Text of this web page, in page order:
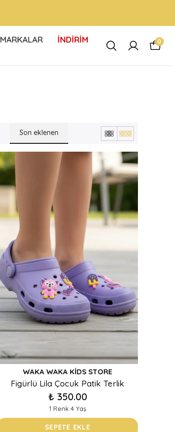
MARKALAR İNDİRİM 0
Son eklenen
WAKA WAKA KIDS STORE
Figürlü Lila Çocuk Patik Terlik
₺ 350.00
1 Renk 4 Yaş
SEPETE EKLE